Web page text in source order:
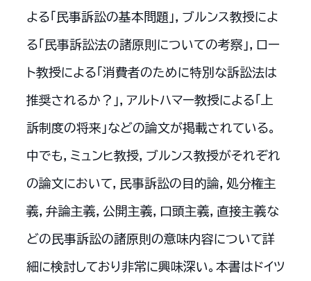
よる「民事訴訟の基本問題」，ブルンス教授によ
る「民事訴訟法の諸原則についての考察」，ロー
ト教授による「消費者のために特別な訴訟法は
推奨されるか？」，アルトハマー教授による「上
訴制度の将来」などの論文が掲載されている。
中でも，ミュンヒ教授，ブルンス教授がそれぞれ
の論文において，民事訴訟の目的論，処分権主
義，弁論主義，公開主義，口頭主義，直接主義な
どの民事訴訟の諸原則の意味内容について詳
細に検討しており非常に興味深い。本書はドイツ